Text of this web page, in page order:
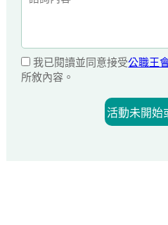
我已閱讀並同意接受公職王
所敘內容。
活動未開始